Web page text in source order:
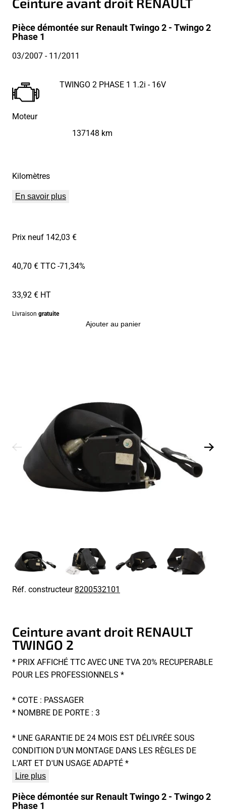
Pièce démontée sur Renault Twingo 2 - Twingo 2
Phase 1
03/2007- 11/2011
Moteur
TWINGO 2 PHASE 1 1.2i - 16V
Kilomètres
137148 km
En savoir plus
Prix neuf 142,03 €
40,70 € TTC-71,34%
33,92 € HT
Livraison gratuite
Ajouter au panier
Réf. constructeur8200532101
Ceinture avant droit RENAULT
TWINGO 2
* PRIX AFFICHÉ TTC AVEC UNE TVA 20% RECUPERABLE
POUR LES PROFESSIONNELS *
* COTE : PASSAGER
* NOMBRE DE PORTE : 3
* UNE GARANTIE DE 24 MOIS EST DÉLIVRÉE SOUS
CONDITION D'UN MONTAGE DANS LES RÈGLES DE
L'ART ET D'UN USAGE ADAPTÉ *
Lire plus
Pièce démontée sur Renault Twingo 2 - Twingo 2
Phase 1